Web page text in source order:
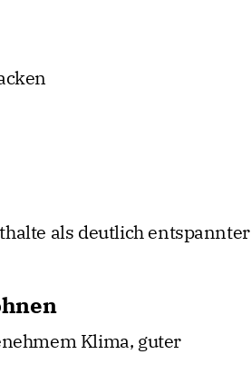
als deutlich entspannter
Klima, guter